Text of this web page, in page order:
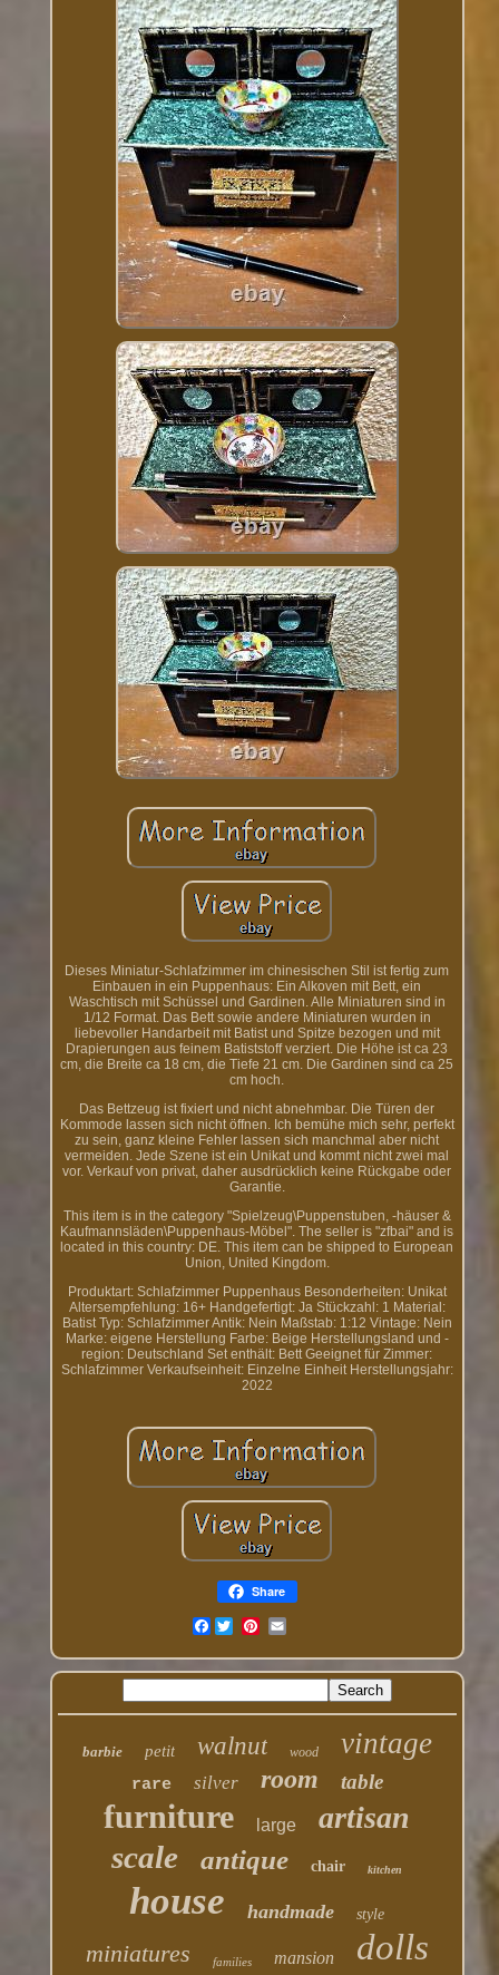
Dieses Miniatur-Schlafzimmer im chinesischen Stil ist fertig zum
Einbauen in ein Puppenhaus: Ein Alkoven mit Bett, ein
Waschtisch mit Schüssel und Gardinen. Alle Miniaturen sind in
1/12 Format. Das Bett sowie andere Miniaturen wurden in
liebevoller Handarbeit mit Batist und Spitze bezogen und mit
Drapierungen aus feinem Batiststoff verziert. Die Höhe ist ca 23
cm, die Breite ca 18 cm, die Tiefe 21 cm. Die Gardinen sind ca 25
cm hoch.
Das Bettzeug ist fixiert und nicht abnehmbar. Die Türen der
Kommode lassen sich nicht öffnen. Ich bemühe mich sehr, perfekt
zu sein, ganz kleine Fehler lassen sich manchmal aber nicht
vermeiden. Jede Szene ist ein Unikat und kommt nicht zwei mal
vor. Verkauf von privat, daher ausdrücklich keine Rückgabe oder
Garantie.
This item is in the category "Spielzeug\Puppenstuben, -häuser &
Kaufmannsläden\Puppenhaus-Möbel". The seller is "zfbai" and is
located in this country: DE. This item can be shipped to European
Union, United Kingdom.
Produktart: Schlafzimmer Puppenhaus Besonderheiten: Unikat
Altersempfehlung: 16+ Handgefertigt: Ja Stückzahl: 1 Material:
Batist Typ: SchlafzimmerAntik: Nein Maßstab: 1:12 Vintage: Nein
Marke: eigene Herstellung Farbe: Beige Herstellungsland und -
region: Deutschland Set enthält: Bett Geeignet für Zimmer:
Schlafzimmer Verkaufseinheit: Einzelne Einheit Herstellungsjahr:
2022
Share
Facebook
barbie petit walnut wood vintage
rare silver room table
furniture large artisan
scale antique chair kitchen
house handmade style
miniatures families mansion dolls